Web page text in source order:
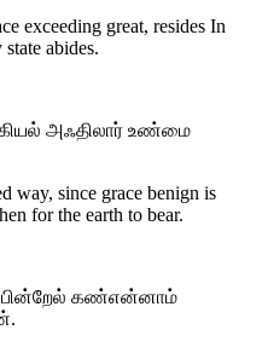
exceeding great, resides In
abides.
அஃதிலார் உண்மை
way, since grace benign is
for the earth to bear.
கண்என்னாம்